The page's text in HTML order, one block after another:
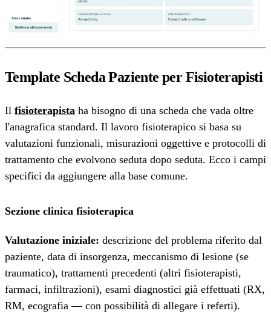
Template Scheda Paziente per Fisioterapisti
Il fisioterapista ha bisogno di una scheda che vada oltre
l'anagrafica standard. Il lavoro fisioterapico si basa su
valutazioni funzionali, misurazioni oggettive e protocolli di
trattamento che evolvono seduta dopo seduta. Ecco i campi
specifici da aggiungere alla base comune.
Sezione clinica fisioterapica
Valutazione iniziale: descrizione del problema riferito dal
paziente, data di insorgenza, meccanismo di lesione (se
traumatico), trattamenti precedenti (altri fisioterapisti,
farmaci, infiltrazioni), esami diagnostici già effettuati (RX,
RM, ecografia — con possibilità di allegare i referti).